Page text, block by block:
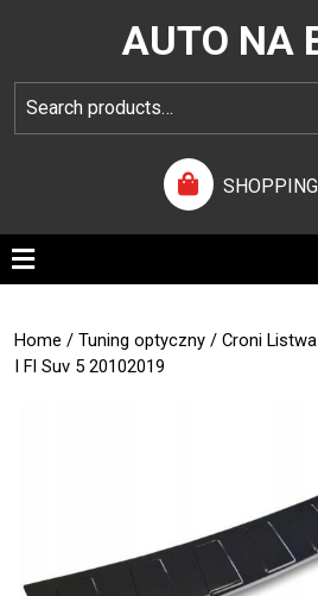
AUTO NA
Home / Tuning optyczny / Croni
I Fl Suv 5 20102019